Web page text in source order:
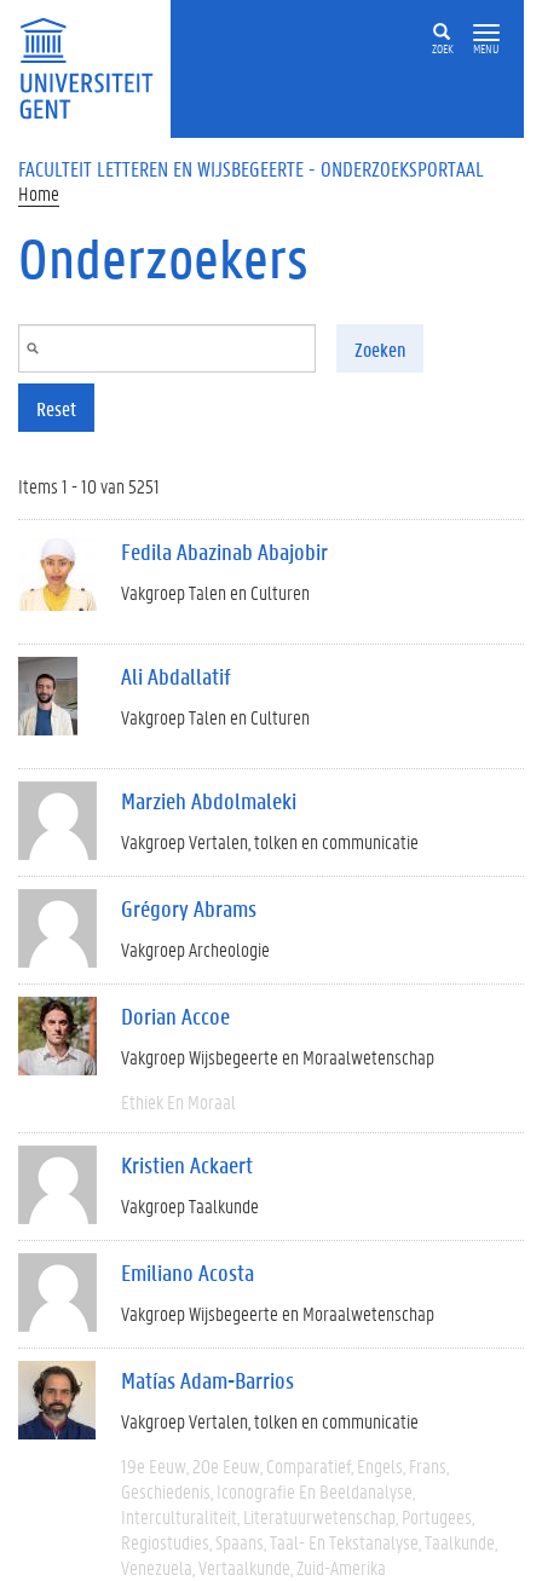
Overslaan en naar de inhoud gaan
ZOEK MENU
FACULTEIT LETTEREN EN WIJSBEGEERTE - ONDERZOEKSPORTAAL
Home
Onderzoekers
Zoeken
Reset
Items 1 - 10 van 5251
Fedila Abazinab Abajobir
Vakgroep Talen en Culturen
Ali Abdallatif
Vakgroep Talen en Culturen
Marzieh Abdolmaleki
Vakgroep Vertalen, tolken en communicatie
Grégory Abrams
Vakgroep Archeologie
Dorian Accoe
Vakgroep Wijsbegeerte en Moraalwetenschap
Ethiek En Moraal
Kristien Ackaert
Vakgroep Taalkunde
Emiliano Acosta
Vakgroep Wijsbegeerte en Moraalwetenschap
Matías Adam-Barrios
Vakgroep Vertalen, tolken en communicatie
19e Eeuw 20e Eeuw Comparatief Engels Frans
Geschiedenis Iconografie En Beeldanalyse
Interculturaliteit Literatuurwetenschap Portugees
Regiostudies Spaans Taal- En Tekstanalyse Taalkunde
Venezuela Vertaalkunde Zuid-Amerika